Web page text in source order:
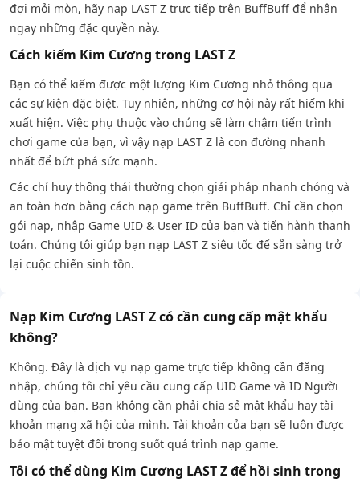
đợi mỏi mòn, hãy nạp LAST Z trực tiếp trên BuffBuff để nhận
ngay những đặc quyền này.
Cách kiếm Kim Cương trong LAST Z
Bạn có thể kiếm được một lượng Kim Cương nhỏ thông qua
các sự kiện đặc biệt. Tuy nhiên, những cơ hội này rất hiếm khi
xuất hiện. Việc phụ thuộc vào chúng sẽ làm chậm tiến trình
chơi game của bạn, vì vậy nạp LAST Z là con đường nhanh
nhất để bứt phá sức mạnh.
Các chỉ huy thông thái thường chọn giải pháp nhanh chóng và
an toàn hơn bằng cách nạp game trên BuffBuff. Chỉ cần chọn
gói nạp, nhập Game UID & User ID của bạn và tiến hành thanh
toán. Chúng tôi giúp bạn nạp LAST Z siêu tốc để sẵn sàng trở
lại cuộc chiến sinh tồn.
Nạp Kim Cương LAST Z có cần cung cấp mật khẩu
không?
Không. Đây là dịch vụ nạp game trực tiếp không cần đăng
nhập, chúng tôi chỉ yêu cầu cung cấp UID Game và ID Người
dùng của bạn. Bạn không cần phải chia sẻ mật khẩu hay tài
khoản mạng xã hội của mình. Tài khoản của bạn sẽ luôn được
bảo mật tuyệt đối trong suốt quá trình nạp game.
Tôi có thể dùng Kim Cương LAST Z để hồi sinh trong